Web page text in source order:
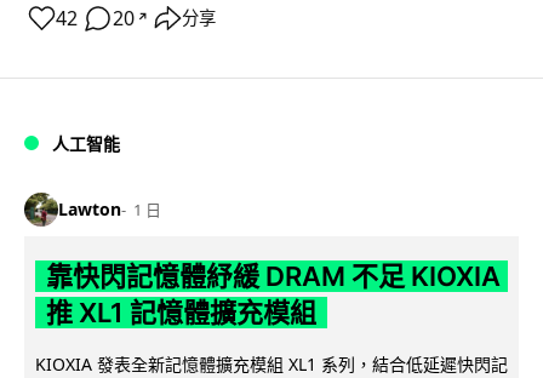
42 20 ↗ 分享
人工智能
Lawton 1 日
靠快閃記憶體紓緩 DRAM 不足 KIOXIA
推 XL1 記憶體擴充模組
KIOXIA 發表全新記憶體擴充模組 XL1 系列，結合低延遲快閃記